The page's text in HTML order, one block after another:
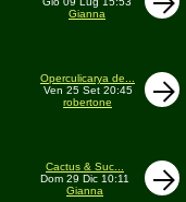
Gianna
Operculicarya de...
Ven 25 Set 20:45
robertone
Cactus & Suc...
Dom 29 Dic 10:11
Gianna